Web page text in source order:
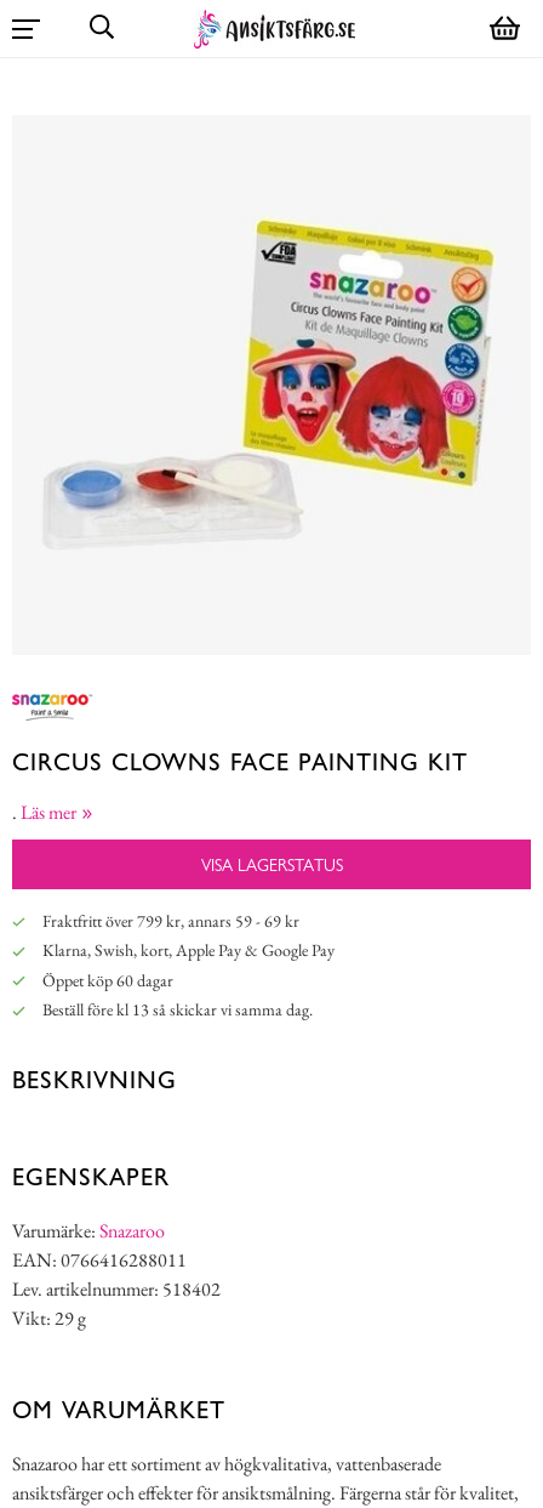
CIRCUS CLOWNS FACE PAINTING KIT
.Läs mer
VISA LAGERSTATUS
Fraktfritt över 799 kr, annars 59 - 69 kr
Klarna, Swish, kort, Apple Pay & Google Pay
Öppet köp 60 dagar
Beställ före kl 13 så skickar vi samma dag.
BESKRIVNING
EGENSKAPER
Varumärke:Snazaroo
EAN: 0766416288011
Lev. artikelnummer: 518402
Vikt: 29 g
OM VARUMÄRKET
Snazaroo har ett sortiment av högkvalitativa, vattenbaserade
ansiktsfärger och effekter för ansiktsmålning. Färgerna står för kvalitet,